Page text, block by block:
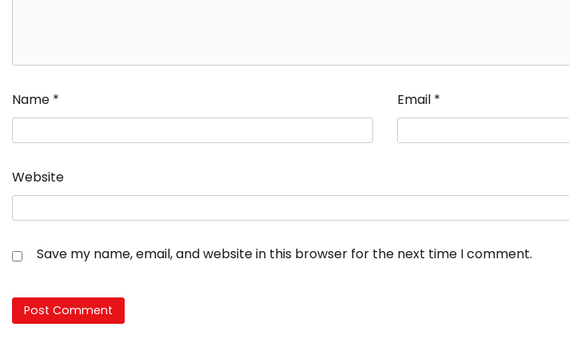
Name * Email *
Website
Save my name, email, and website in this browser for the next time I comment.